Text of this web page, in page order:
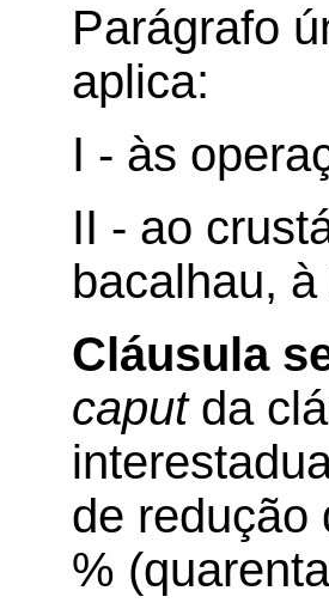
Parágrafo
aplica:
I - às
II - ao
bacalhau,
Cláusula
caputda
de redução
%